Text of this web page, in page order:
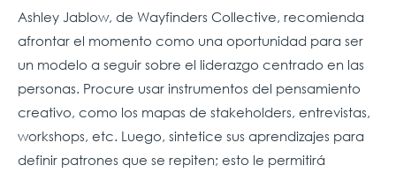
Ashley Jablow, de Wayfinders Collective, recomienda
afrontar el momento como una oportunidad para ser
un modelo a seguir sobre el liderazgo centrado en las
personas. Procure usar instrumentos del pensamiento
creativo, como los mapas de stakeholders, entrevistas,
workshops, etc. Luego, sintetice sus aprendizajes para
definir patrones que se repiten; esto le permitirá